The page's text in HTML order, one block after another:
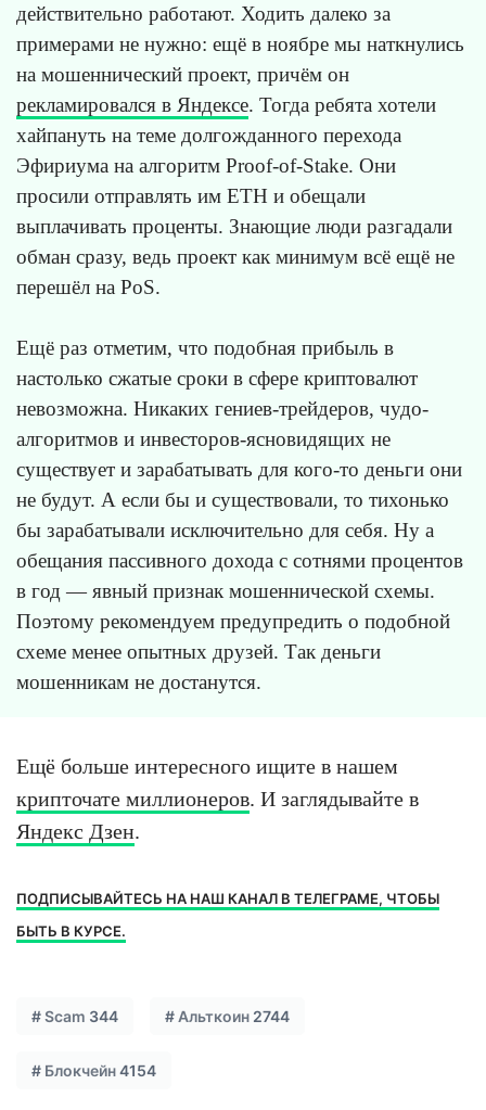
действительно работают. Ходить далеко за
примерами не нужно: ещё в ноябре мы наткнулись
на мошеннический проект, причём он
рекламировался в Яндексе. Тогда ребята хотели
хайпануть на теме долгожданного перехода
Эфириума на алгоритм Proof-of-Stake. Они
просили отправлять им ETH и обещали
выплачивать проценты. Знающие люди разгадали
обман сразу, ведь проект как минимум всё ещё не
перешёл на PoS.
Ещё раз отметим, что подобная прибыль в
настолько сжатые сроки в сфере криптовалют
невозможна. Никаких гениев-трейдеров, чудо-
алгоритмов и инвесторов-ясновидящих не
существует и зарабатывать для кого-то деньги они
не будут. А если бы и существовали, то тихонько
бы зарабатывали исключительно для себя. Ну а
обещания пассивного дохода с сотнями процентов
в год — явный признак мошеннической схемы.
Поэтому рекомендуем предупредить о подобной
схеме менее опытных друзей. Так деньги
мошенникам не достанутся.
Ещё больше интересного ищите в нашем
крипточате миллионеров. И заглядывайте в
Яндекс Дзен.
ПОДПИСЫВАЙТЕСЬ НА НАШ КАНАЛ В ТЕЛЕГРАМЕ, ЧТОБЫ
БЫТЬ В КУРСЕ.
#Scam 344 # Альткоин 2744
# Блокчейн4154